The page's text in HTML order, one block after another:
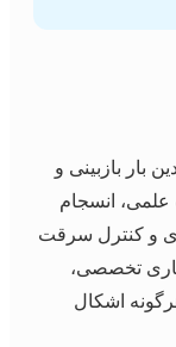
بار بازبینی و
انسجام
و کنترل سرقت
تخصصی،
اشکال